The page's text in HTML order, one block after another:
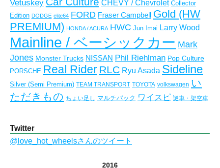
Vetuskey
CHEVY / Chevrolet Collector
Edition DODGE elite64 FORD Fraser Campbell
Gold (HW
PREMIUM) HONDA / ACURA HWC Jun Imai Larry Wood
Mainline / ベーシックカー Mark
Jones Monster Trucks NISSAN Phil Riehlman Pop Culture
PORSCHE Real Rider RLC Ryu Asada Sideline
Silver (Semi Premium) TEAM TRANSPORT TOYOTA volkswagen い
ただきもの ちょい足し マルチパック ワイスピ 謎車・架空車
Twitter
@love_hot_wheelsさんのツイート
2016